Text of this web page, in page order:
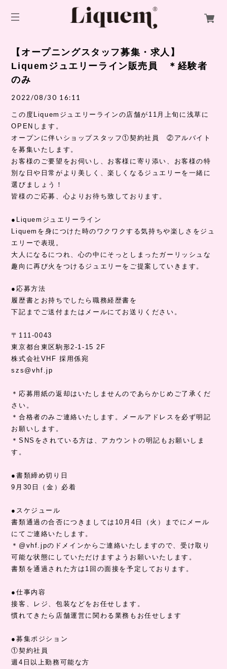
【オープニングスタッフ募集・求人】
Liquemジュエリーライン販売員 ＊経験者
のみ
2022/08/30 16:11
この度Liquemジュエリーラインの店舗が11月上旬に浅草に
OPENします。
オープンに伴いショップスタッフ①契約社員 ②アルバイト
を募集いたします。
お客様のご要望をお伺いし、お客様に寄り添い、お客様の特
別な日や日常がより美しく、楽しくなるジュエリーを一緒に
選びましょう！
皆様のご応募、心よりお待ち致しております。
●Liquemジュエリーライン
Liquemを身につけた時のワクワクする気持ちや楽しさをジュ
エリーで表現。
大人になるにつれ、心の中にそっとしまったガーリッシュな
趣向に再び火をつけるジュエリーをご提案していきます。
●応募方法
履歴書とお持ちでしたら職務経歴書を
下記までご送付またはメールにてお送りください。
〒111-0043
東京都台東区駒形2-1-15 2F
株式会社VHF 採用係宛
szs@vhf.jp
＊応募用紙の返却はいたしませんのであらかじめご了承くだ
さい。
＊合格者のみご連絡いたします。メールアドレスを必ず明記
お願いします。
＊SNSをされている方は、アカウントの明記もお願いしま
す。
●書類締め切り日
9月30日（金）必着
●スケジュール
書類通過の合否につきましては10月4日（火）までにメール
にてご連絡いたします。
＊@vhf.jpのドメインからご連絡いたしますので、受け取り
可能な状態にしていただけますようお願いいたします。
書類を通過された方は1回の面接を予定しております。
●仕事内容
接客、レジ、包装などをお任せします。
慣れてきたら店舗運営に関わる業務もお任せします
●募集ポジション
①契約社員
週4日以上勤務可能な方